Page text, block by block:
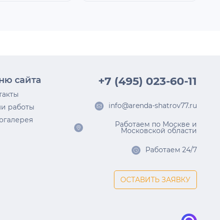
сайта
работы
+7 (495) 023-60-11
info@arenda-shatrov77.ru
Работаем по Москве и
Московской области
Работаем 24/7
ОСТАВИТЬ ЗАЯВКУ